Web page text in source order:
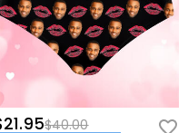
$40.00